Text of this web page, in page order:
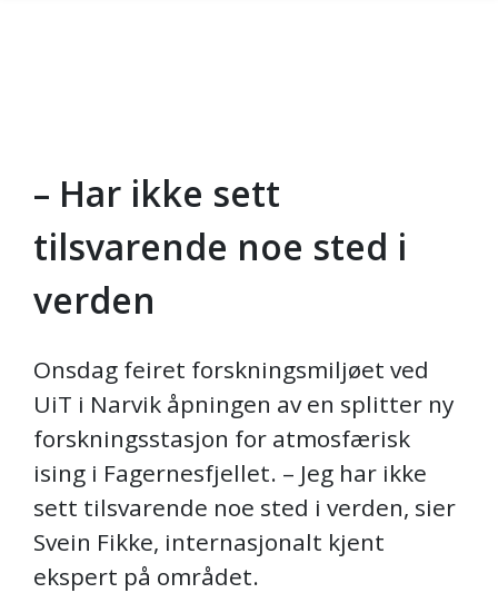
Gå til hovedinnhold
– Har ikke sett
tilsvarende noe sted i
verden
Onsdag feiret forskningsmiljøet ved
UiT i Narvik åpningen av en splitter ny
forskningsstasjon for atmosfærisk
ising i Fagernesfjellet. – Jeg har ikke
sett tilsvarende noe sted i verden, sier
Svein Fikke, internasjonalt kjent
ekspert på området.